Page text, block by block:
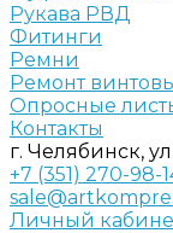
Рукава РВД
Фитинги
Ремни
Ремонт
Опросные
Контакты
г. Челябинск,
+7 (351) 270-98-
Личный